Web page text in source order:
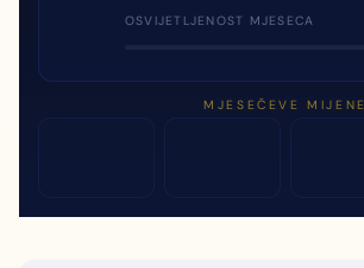
OSVIJETLJENOST MJESECA
MJESEČEVE MIJENE